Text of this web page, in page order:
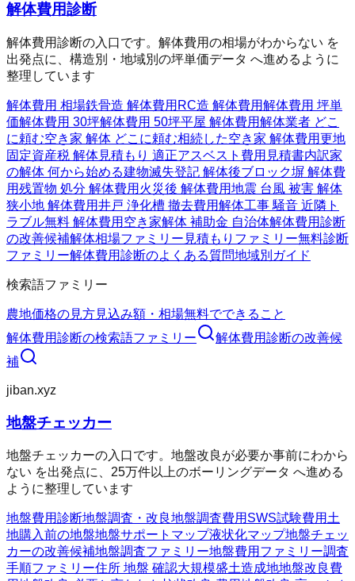
解体費用診断
解体費用診断の入口です。解体費用の相場がわからない を
出発点に、構造別・地域別の坪単価データ へ進めるように
整理しています
解体費用 相場鉄骨造 解体費用 RC造 解体費用解体費用 坪単
価解体費用 30坪解体費用 50坪平屋 解体費用解体業者 どこ
に頼む空き家 解体 どこに頼む相続した空き家 解体費用更地
固定資産税 解体見積もり 適正アスベスト費用 見積書内訳家
の解体 何から始める建物滅失登記 解体後ブロック塀 解体費
用残置物 処分 解体費用 火災後 解体費用地震 台風 被害 解体
狭小地 解体費用井戸 浄化槽 撤去費用解体工事 騒音 近隣ト
ラブル無料 解体費用 空き家解体 補助金 自治体解体費用診断
の改善候補解体相場ファミリー 見積もりファミリー無料診断
ファミリー解体費用診断のよくある質問地域別ガイド
検索語ファミリー
農地価格の見方見込み額・相場無料でできること
解体費用診断の検索語ファミリー 解体費用診断の改善候
補
jiban.xyz
地盤チェッカー
地盤チェッカーの入口です。地盤改良が必要か事前にわから
ない を出発点に、25万件以上のボーリングデータ へ進める
ように整理しています
地盤費用診断地盤調査・改良地盤調査費用 SWS試験費用 土
地購入前の地盤地盤サポートマップ液状化マップ地盤チェッ
カーの改善候補地盤調査ファミリー地盤費用ファミリー調査
手順ファミリー住所 地盤 確認大規模盛土造成地地盤改良費